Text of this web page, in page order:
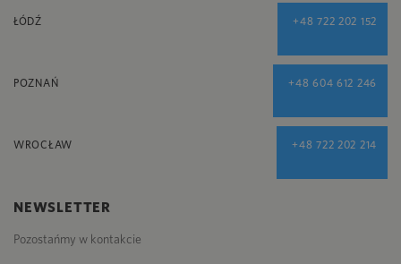
ŁÓDŹ +48 722 202 152
POZNAŃ +48 604 612 246
WROCŁAW +48 722 202 214
NEWSLETTER
Pozostańmy w kontakcie